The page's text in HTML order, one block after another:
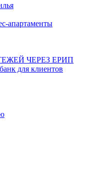
апартаменты
ЧЕРЕЗ ЕРИП
для клиентов